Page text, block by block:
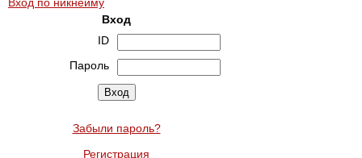
Вход
ID
Пароль
Забыли пароль?
Регистрация